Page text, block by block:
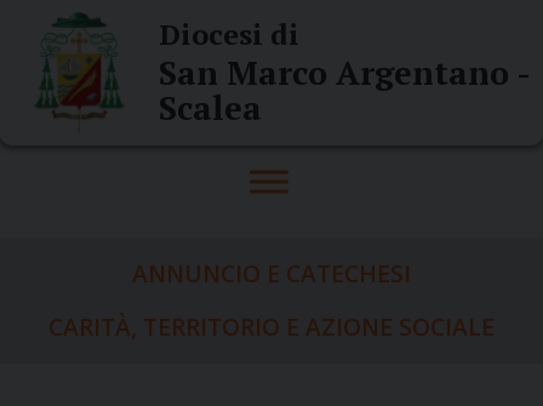
content
Diocesi di
San Marco Argentano -
Scalea
ANNUNCIO E CATECHESI
CARITÀ, TERRITORIO E AZIONE SOCIALE